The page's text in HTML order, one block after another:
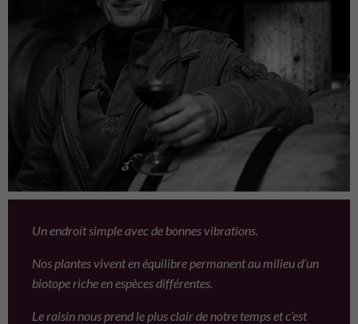
Un endroit simple avec de bonnes vibrations.
Nos plantes vivent en équilibre permanent au milieu d’un
biotope riche en espèces différentes.
Le raisin nous prend le plus clair de notre temps et c’est